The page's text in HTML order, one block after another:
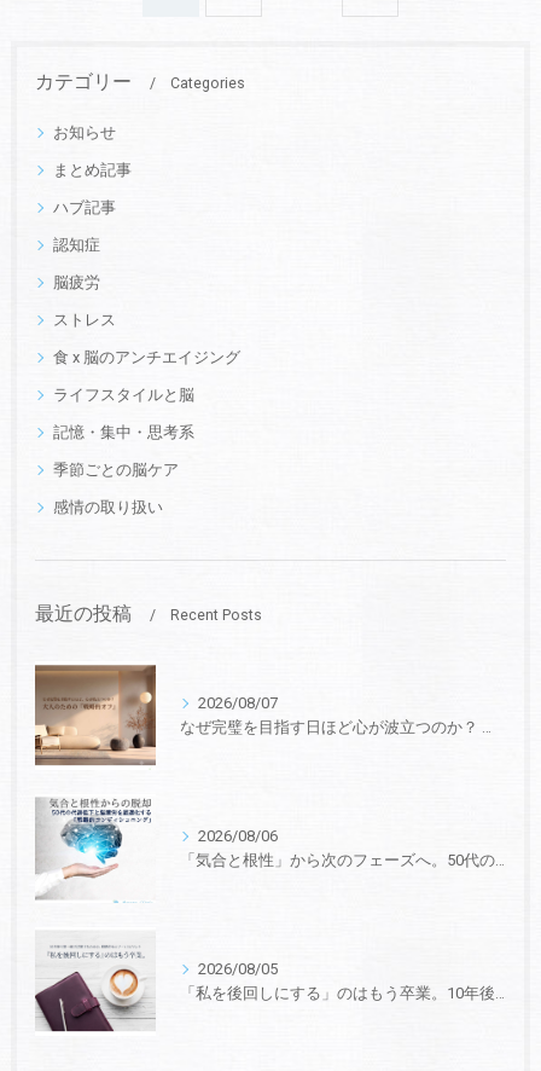
カテゴリー Categories
お知らせ
まとめ記事
ハブ記事
認知症
脳疲労
ストレス
食 x 脳のアンチエイジング
ライフスタイルと脳
記憶・集中・思考系
季節ごとの脳ケア
感情の取り扱い
最近の投稿 Recent Posts
2026/08/07
なぜ完璧を目指す日ほど心が波立つのか？ 脳のオーバーヒートを鎮める、大人のための「戦略的オフ」
2026/08/06
「気合と根性」から次のフェーズへ。50代の“代謝低下と脳疲労”を最適化する、戦略的コンディショニング
2026/08/05
「私を後回しにする」のはもう卒業。10年後も第一線で活躍するための、戦略的セルフ・マネジメント